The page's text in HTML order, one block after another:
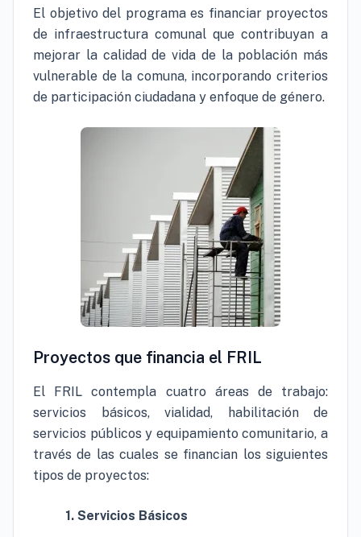
El objetivo del programa es financiar proyectos
de infraestructura comunal que contribuyan a
mejorar la calidad de vida de la población más
vulnerable de la comuna, incorporando criterios
de participación ciudadana y enfoque de género.
Proyectos que financia el FRIL
El FRIL contempla cuatro áreas de trabajo:
servicios básicos, vialidad, habilitación de
servicios públicos y equipamiento comunitario, a
través de las cuales se financian los siguientes
tipos de proyectos:
1. Servicios Básicos